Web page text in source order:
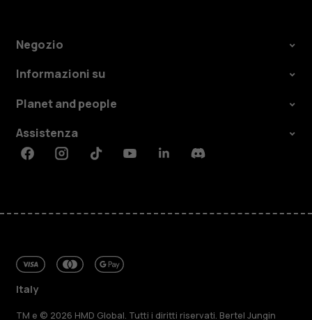
Negozio
Informazioni su
Planet and people
Assistenza
FacebookInstagramTiktokYoutubeLinkedinDiscord
Italy
TM e © 2026 HMD Global. Tutti i diritti riservati. Bertel Jungin